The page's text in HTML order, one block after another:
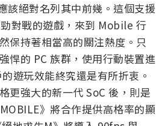
該絕對名列其中前幾。這個支援
對戰的遊戲，來到 Mobile 行
保持著相當高的關注熱度。只
悍的 PC 族群，使用行動裝置進
遊玩效能終究還是有所折衷。
更強大的新一代 SoC 後，則是
》將合作提供高格率的顯